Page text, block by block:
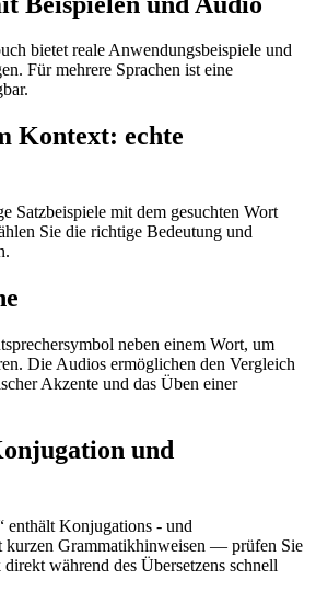
bietet reale Anwendungsbeispiele und
Für mehrere Sprachen ist eine
Kontext: echte
Satzbeispiele mit dem gesuchten Wort
Sie die richtige Bedeutung und
neben einem Wort, um
Die Audios ermöglichen den Vergleich
Akzente und das Üben einer
und
enthält Konjugations - und
kurzen Grammatikhinweisen — prüfen Sie
während des Übersetzens schnell